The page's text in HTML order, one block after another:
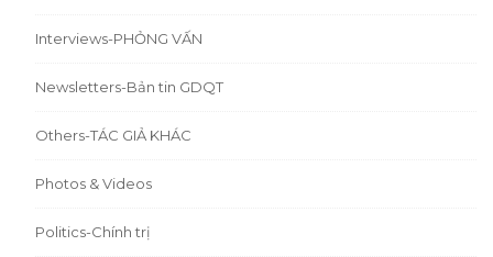
Interviews-PHỎNG VẤN
Newsletters-Bản tin GDQT
Others-TÁC GIẢ KHÁC
Photos & Videos
Politics-Chính trị